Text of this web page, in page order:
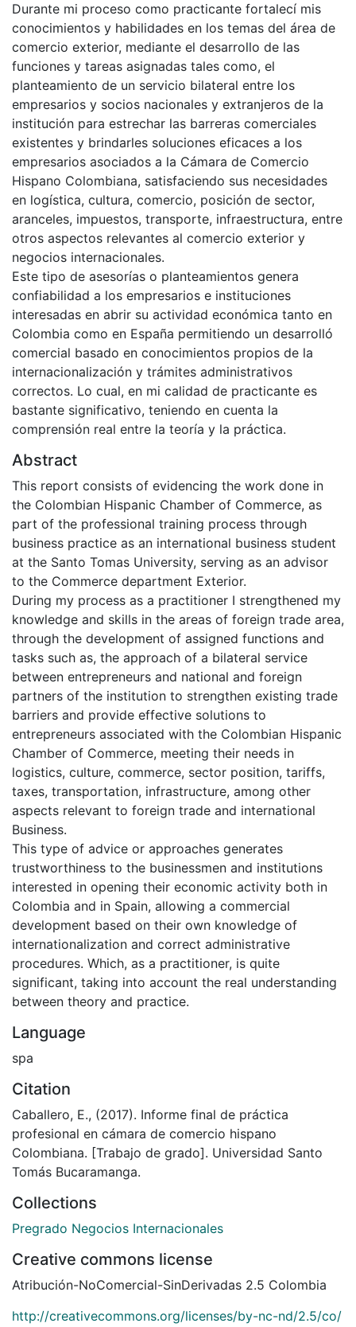
Durante mi proceso como practicante fortalecí mis
conocimientos y habilidades en los temas del área de
comercio exterior, mediante el desarrollo de las
funciones y tareas asignadas tales como, el
planteamiento de un servicio bilateral entre los
empresarios y socios nacionales y extranjeros de la
institución para estrechar las barreras comerciales
existentes y brindarles soluciones eficaces a los
empresarios asociados a la Cámara de Comercio
Hispano Colombiana, satisfaciendo sus necesidades
en logística, cultura, comercio, posición de sector,
aranceles, impuestos, transporte, infraestructura, entre
otros aspectos relevantes al comercio exterior y
negocios internacionales.
Este tipo de asesorías o planteamientos genera
confiabilidad a los empresarios e instituciones
interesadas en abrir su actividad económica tanto en
Colombia como en España permitiendo un desarrolló
comercial basado en conocimientos propios de la
internacionalización y trámites administrativos
correctos. Lo cual, en mi calidad de practicante es
bastante significativo, teniendo en cuenta la
comprensión real entre la teoría y la práctica.
Abstract
This report consists of evidencing the work done in
the Colombian Hispanic Chamber of Commerce, as
part of the professional training process through
business practice as an international business student
at the Santo Tomas University, serving as an advisor
to the Commerce department Exterior.
During my process as a practitioner I strengthened my
knowledge and skills in the areas of foreign trade area,
through the development of assigned functions and
tasks such as, the approach of a bilateral service
between entrepreneurs and national and foreign
partners of the institution to strengthen existing trade
barriers and provide effective solutions to
entrepreneurs associated with the Colombian Hispanic
Chamber of Commerce, meeting their needs in
logistics, culture, commerce, sector position, tariffs,
taxes, transportation, infrastructure, among other
aspects relevant to foreign trade and international
Business.
This type of advice or approaches generates
trustworthiness to the businessmen and institutions
interested in opening their economic activity both in
Colombia and in Spain, allowing a commercial
development based on their own knowledge of
internationalization and correct administrative
procedures. Which, as a practitioner, is quite
significant, taking into account the real understanding
between theory and practice.
Language
spa
Citation
Caballero, E., (2017). Informe final de práctica
profesional en cámara de comercio hispano
Colombiana. [Trabajo de grado]. Universidad Santo
Tomás Bucaramanga.
Collections
Pregrado Negocios Internacionales
Creative commons license
Atribución-NoComercial-SinDerivadas 2.5 Colombia
http://creativecommons.org/licenses/by-nc-nd/2.5/co/